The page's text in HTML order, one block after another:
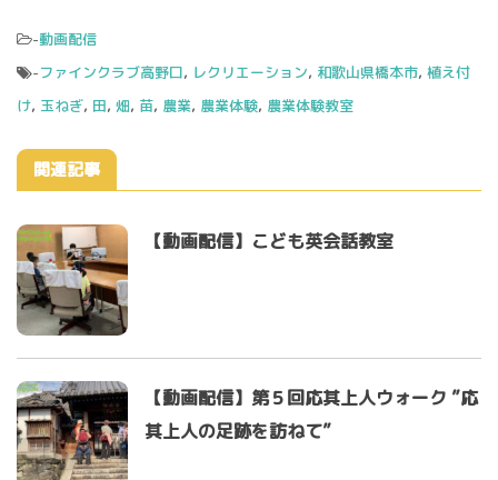
-動画配信
-ファインクラブ高野口, レクリエーション, 和歌山県橋本市, 植え付
け, 玉ねぎ, 田, 畑, 苗, 農業, 農業体験, 農業体験教室
関連記事
【動画配信】こども英会話教室
【動画配信】第５回応其上人ウォーク ”応
其上人の足跡を訪ねて”